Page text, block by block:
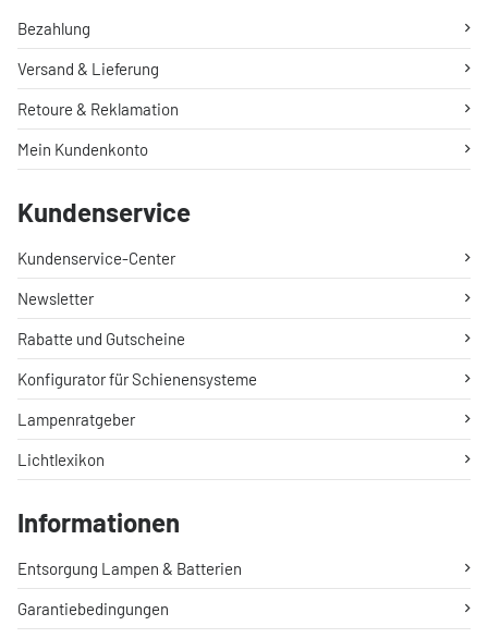
Bezahlung
Versand & Lieferung
Retoure & Reklamation
Mein Kundenkonto
Kundenservice
Kundenservice-Center
Newsletter
Rabatte und Gutscheine
Konfigurator für Schienensysteme
Lampenratgeber
Lichtlexikon
Informationen
Entsorgung Lampen & Batterien
Garantiebedingungen